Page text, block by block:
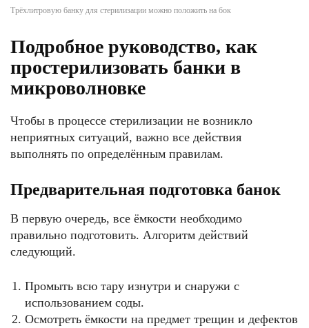
Трёхлитровую банку для стерилизации можно положить на бок
Подробное руководство, как
простерилизовать банки в
микроволновке
Чтобы в процессе стерилизации не возникло
неприятных ситуаций, важно все действия
выполнять по определённым правилам.
Предварительная подготовка банок
В первую очередь, все ёмкости необходимо
правильно подготовить. Алгоритм действий
следующий.
Промыть всю тару изнутри и снаружи с
использованием соды.
Осмотреть ёмкости на предмет трещин и дефектов